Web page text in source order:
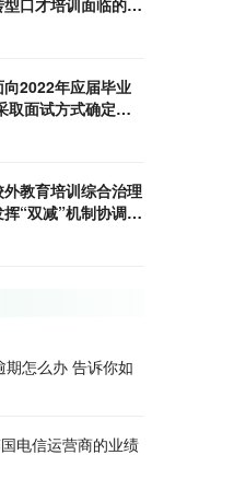
口才培训面临的四
向2022年应届毕业
取面试方式确定拟
教育培训综合治理
挥“双减”机制协调作
怎么办 告诉你如
电信运营商的业绩